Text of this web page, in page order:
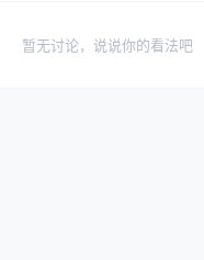
暂无讨论，说说你的看法吧